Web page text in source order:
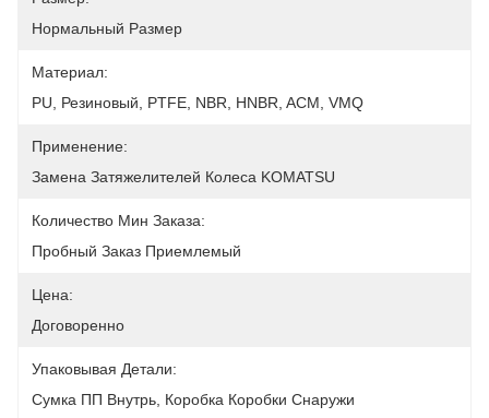
Нормальный Размер
Материал:
PU, Резиновый, PTFE, NBR, HNBR, ACM, VMQ
Применение:
Замена Затяжелителей Колеса KOMATSU
Количество Мин Заказа:
Пробный Заказ Приемлемый
Цена:
Договоренно
Упаковывая Детали:
Сумка ПП Внутрь, Коробка Коробки Снаружи